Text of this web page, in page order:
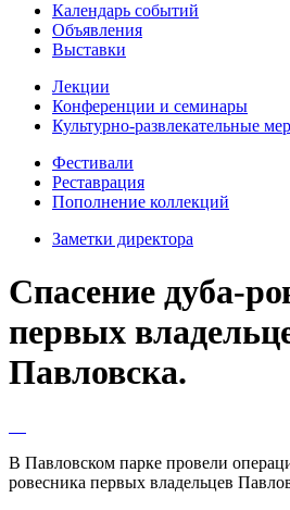
Календарь событий
Объявления
Выставки
Лекции
Конференции и семинары
Культурно-развлекательные
Фестивали
Реставрация
Пополнение коллекций
Заметки директора
Спасение дуба-
первых
Павловска.
В Павловском парке провели
ровесника первых владельцев